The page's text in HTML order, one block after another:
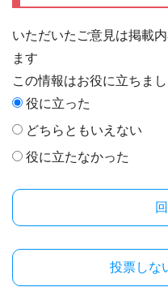
いただいたご意見は掲載
ます
この情報はお役に立ちまし
役に立った
どちらともいえない
役に立たなかった
投票しな